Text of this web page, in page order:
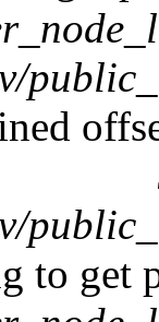
to get